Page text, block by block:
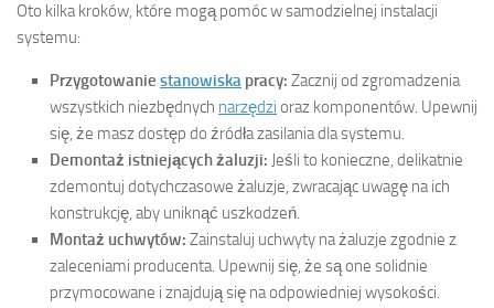
Oto kilka kroków, które mogą pomóc w samodzielnej instalacji
systemu:
Przygotowanie stanowiska pracy: Zacznij od zgromadzenia
wszystkich niezbędnych narzędzi oraz komponentów. Upewnij
się, że masz dostęp do źródła zasilania dla systemu.
Demontaż istniejących żaluzji: Jeśli to konieczne, delikatnie
zdemontuj dotychczasowe żaluzje, zwracając uwagę na ich
konstrukcję, aby uniknąć uszkodzeń.
Montaż uchwytów: Zainstaluj uchwyty na żaluzje zgodnie z
zaleceniami producenta. Upewnij się, że są one solidnie
przymocowane i znajdują się na odpowiedniej wysokości.